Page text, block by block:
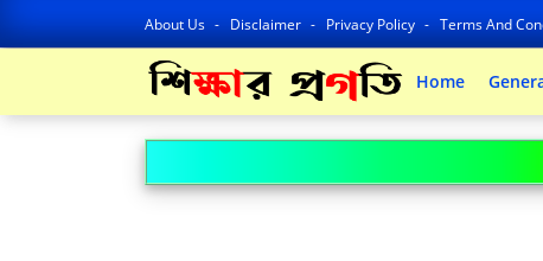
About Us Disclaimer Privacy Policy Terms And
Home